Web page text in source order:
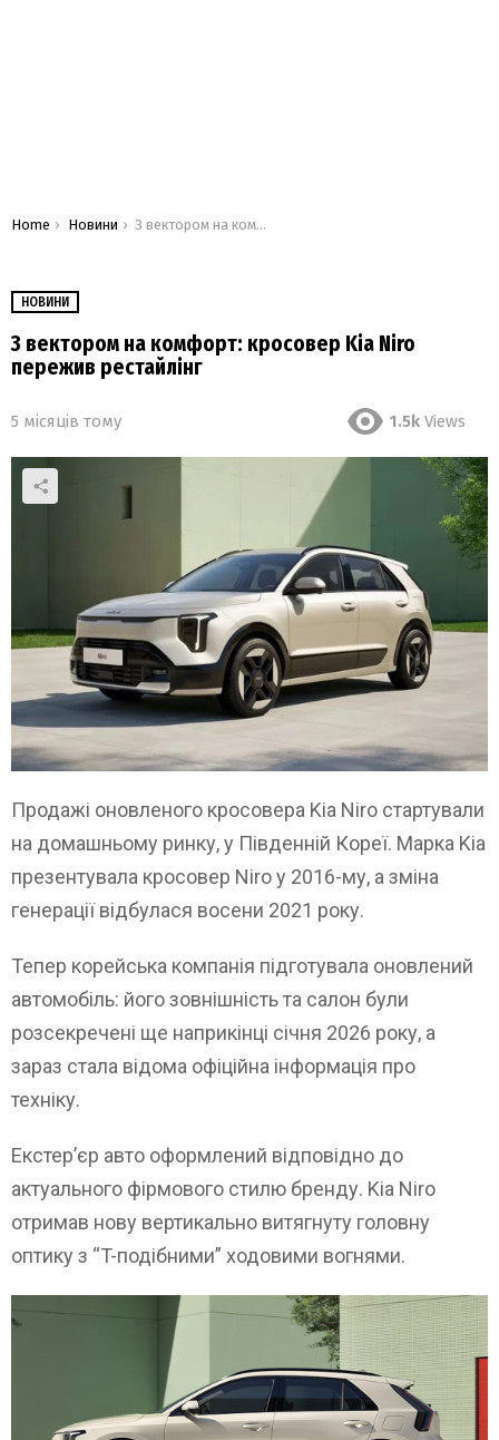
You are here:
Home Новини З вектором на комфорт: кросовер Kia Niro пережив рестайлінг
НОВИНИ
З вектором на комфорт: кросовер Kia Niro
пережив рестайлінг
5 місяців тому 1.5k Views
Продажі оновленого кросовера Kia Niro стартували
на домашньому ринку, у Південній Кореї. Марка Kia
презентувала кросовер Niro у 2016-му, а зміна
генерації відбулася восени 2021 року.
Тепер корейська компанія підготувала оновлений
автомобіль: його зовнішність та салон були
розсекречені ще наприкінці січня 2026 року, а
зараз стала відома офіційна інформація про
техніку.
Екстер’єр авто оформлений відповідно до
актуального фірмового стилю бренду. Kia Niro
отримав нову вертикально витягнуту головну
оптику з “T-подібними” ходовими вогнями.